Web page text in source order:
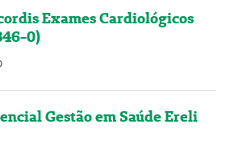
Exames Cardiológicos
0)
Gestão em Saúde Ereli